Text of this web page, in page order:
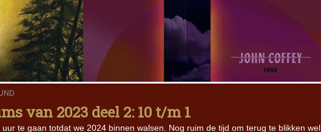
van 2023 deel 2: 10 t/m 1
te gaan totdat we 2024 binnen walsen. Nog ruim de tijd om terug te blikken